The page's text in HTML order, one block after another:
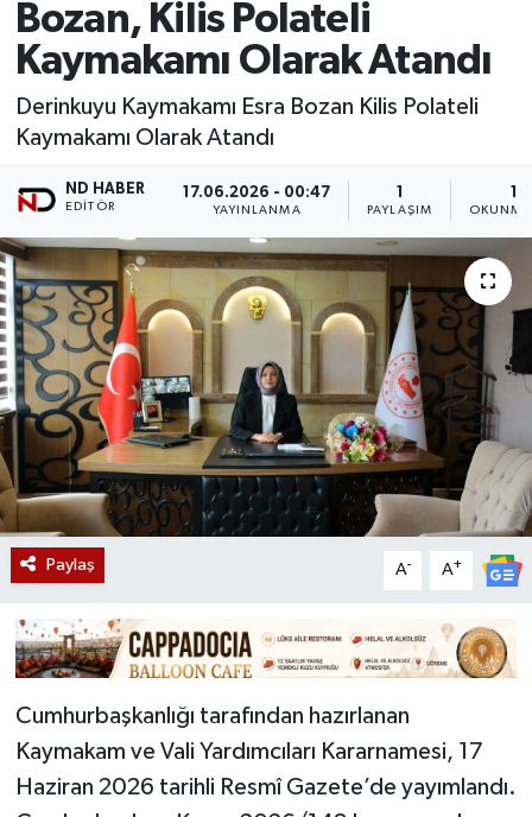
Bozan, Kilis Polateli
Kaymakamı Olarak Atandı
Derinkuyu Kaymakamı Esra Bozan Kilis Polateli
Kaymakamı Olarak Atandı
ND HABER
EDITÖR
17.06.2026 - 00:47
YAYINLANMA
1
PAYLAŞIM
1
Paylaş A- A+
Cumhurbaşkanlığı tarafından hazırlanan
Kaymakam ve Vali Yardımcıları Kararnamesi, 17
Haziran 2026 tarihli Resmî Gazete’de yayımlandı.